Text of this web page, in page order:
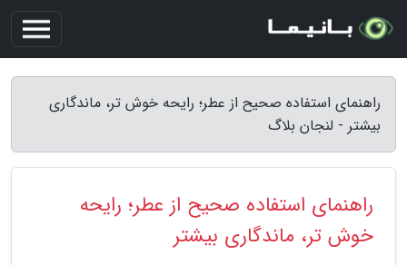
راهنمای استفاده صحیح از عطر؛ رایحه خوش تر، ماندگاری
بیشتر - لنجان بلاگ
راهنمای استفاده صحیح از عطر؛ رایحه
خوش تر، ماندگاری بیشتر